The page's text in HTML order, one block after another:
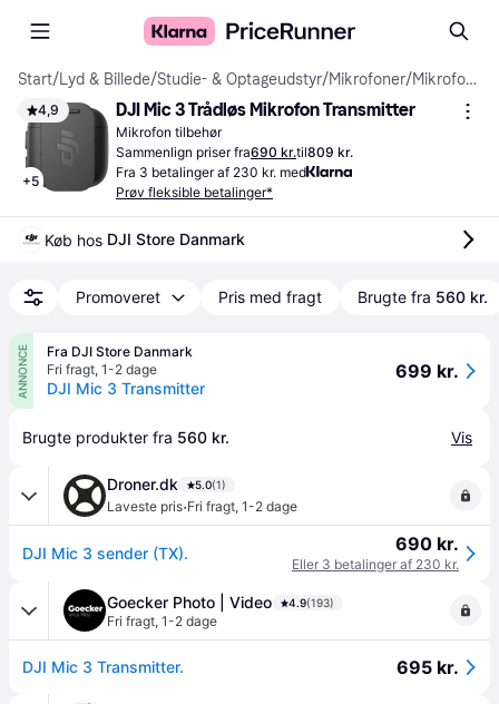
Start/Lyd & Billede/Studie- & Optageudstyr/Mikrofoner/ Mikrofon tilbehør
4,9
+5
DJI Mic 3 Trådløs Mikrofon Transmitter
Mikrofon tilbehør
Sammenlign priser fra690 kr.til809 kr.
Fra 3 betalinger af 230 kr. med
Prøv fleksible betalinger*
Køb hos DJI Store Danmark
Promoveret Pris med fragt Brugte fra 560 kr.
ANNONCE
Fra DJI Store Danmark
Fri fragt, 1-2 dage
DJI Mic 3 Transmitter
699 kr.
Brugte produkter fra 560 kr. Vis
Droner.dk 5.0(1)
Laveste pris·Fri fragt, 1-2 dage
DJI Mic 3 sender (TX). 690 kr.
Eller 3 betalinger af 230 kr.
Goecker Photo | Video 4.9(193)
Fri fragt, 1-2 dage
DJI Mic 3 Transmitter. 695 kr.